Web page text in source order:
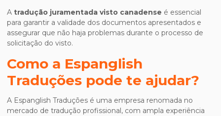
A tradução juramentada visto canadense é essencial
para garantir a validade dos documentos apresentados e
assegurar que não haja problemas durante o processo de
solicitação do visto.
Como a Espanglish
Traduções pode te ajudar?
A Espanglish Traduções é uma empresa renomada no
mercado de tradução profissional, com ampla experiência